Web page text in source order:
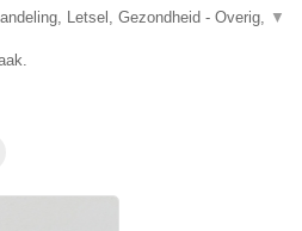
Letsel, Gezondheid - Overig, ▼